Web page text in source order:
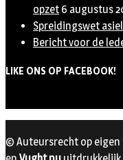
opzet 6 augustus
Spreidingswet
Bericht voor de
LIKE ONS OP FACEBOOK!
© Auteursrecht op eigen